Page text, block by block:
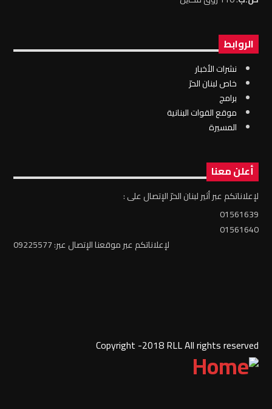
الروابط
نشرات الأخبار
خاص لبنان الحرّ
برامج
موقع القوات البنانية
المسيرة
أعلن معنا
لإعلاناتكم عبر أثير لبنان الحرّ الإتصال على :
01561639
01561640
لإعلاناتكم عبر موقعنا الإتصال عبر: 09225577
Copyright -2018 RLL All rights reserved